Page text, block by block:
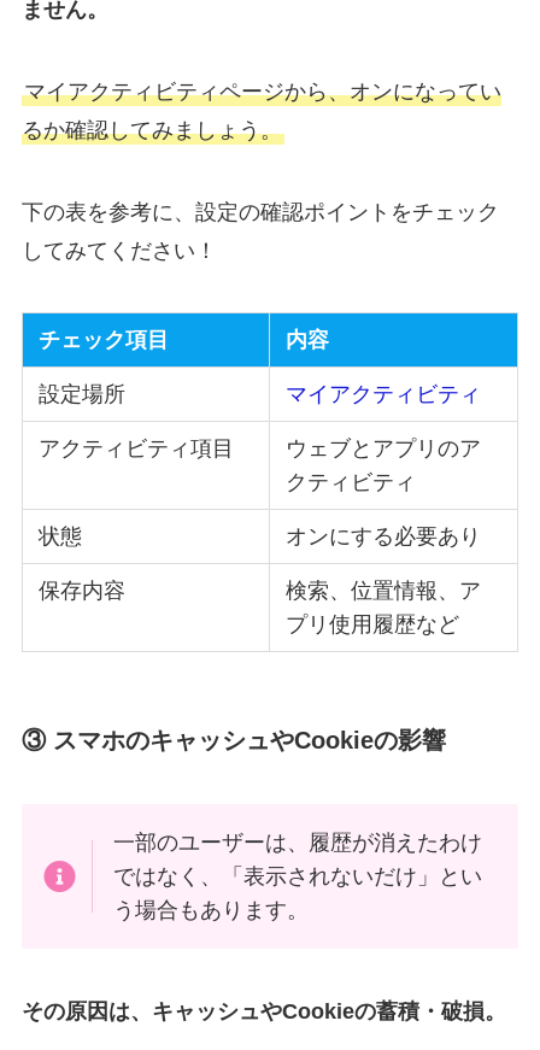
ません。
マイアクティビティページから、オンになってい
るか確認してみましょう。
下の表を参考に、設定の確認ポイントをチェック
してみてください！
チェック項目 内容
設定場所 マイアクティビティ
アクティビティ項目
ウェブとアプリのア
クティビティ
状態 オンにする必要あり
保存内容
検索、位置情報、ア
プリ使用履歴など
③ スマホのキャッシュやCookieの影響
一部のユーザーは、履歴が消えたわけ
ではなく、「表示されないだけ」とい
う場合もあります。
その原因は、キャッシュやCookieの蓄積・破損。